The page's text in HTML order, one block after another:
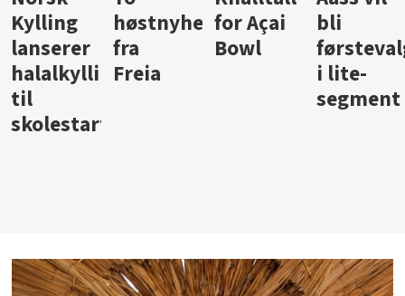
for Açai
Bowl
bli
førstevalg
i lite-
jus fra
Berentsen
iste fra
Hansa